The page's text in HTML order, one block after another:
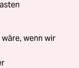
wäre, wenn wir